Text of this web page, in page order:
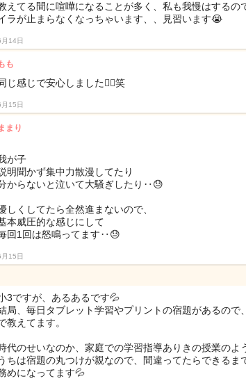
えてる間に喧嘩になることが多く、私も我慢はするの
ラが止まらなくなっちゃいます、、見習います😭
14日
も
じ感じで安心しました😮‍💨笑
15日
まり
が子
明聞かず集中力散漫してたり
からないと泣いて大騒ぎしたり‥😓
しくしてたら全然進まないので、
本威圧的な感じにして
回1回は怒鳴ってます‥😓
15日
3ですが、あるあるです💦
局、毎日タブレット学習やプリントの宿題があるので
教えてます。
代のせいなのか、家庭での学習指導ありきの授業のよ
ちは宿題の丸つけが親なので、間違ってたらできるま
めになってます💦